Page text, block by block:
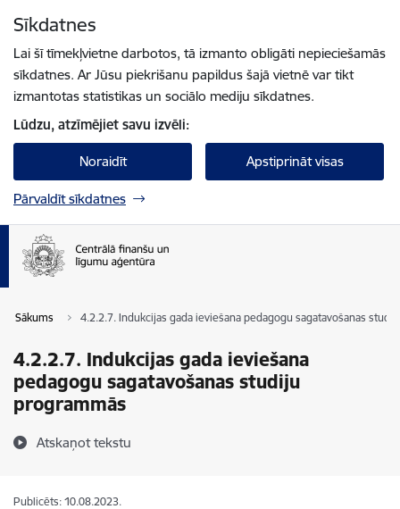
Sīkdatnes
Lai šī tīmekļvietne darbotos, tā izmanto obligāti nepieciešamās
sīkdatnes. Ar Jūsu piekrišanu papildus šajā vietnē var tikt
izmantotas statistikas un sociālo mediju sīkdatnes.
Lūdzu, atzīmējiet savu izvēli:
Noraidīt Apstiprināt visas
Pārvaldīt sīkdatnes
Sākums 4.2.2.7. Indukcijas gada ieviešana pedagogu sagatavošanas
4.2.2.7. Indukcijas gada ieviešana
pedagogu sagatavošanas studiju
programmās
Atskaņot tekstu
Publicēts: 10.08.2023.